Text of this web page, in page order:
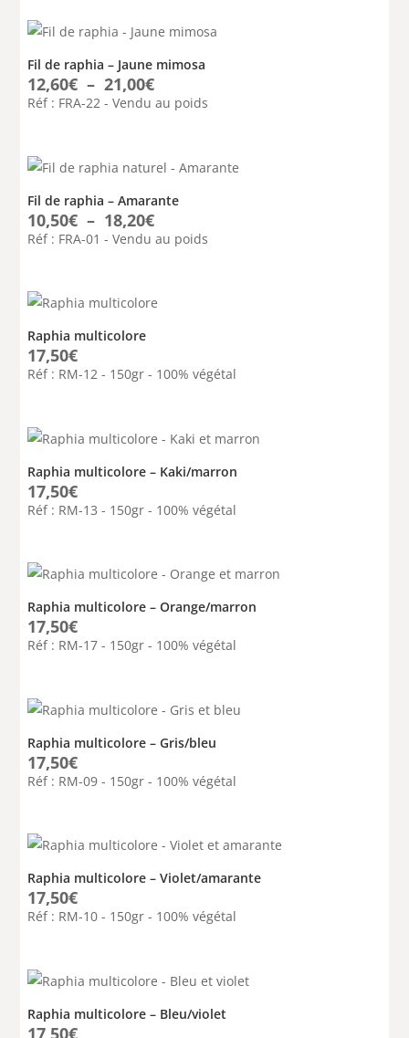
Fil de raphia – Jaune mimosa
12,60€ – 21,00€Plage
de
prix :
Réf : FRA-22 - Vendu au poids
Fil de raphia – Amarante
10,50€ – 18,20€Plage
de
prix :
Réf : FRA-01 - Vendu au poids
Raphia multicolore
17,50€
Réf : RM-12 - 150gr - 100% végétal
Raphia multicolore – Kaki/marron
17,50€
Réf : RM-13 - 150gr - 100% végétal
Raphia multicolore – Orange/marron
17,50€
Réf : RM-17 - 150gr - 100% végétal
Raphia multicolore – Gris/bleu
17,50€
Réf : RM-09 - 150gr - 100% végétal
Raphia multicolore – Violet/amarante
17,50€
Réf : RM-10 - 150gr - 100% végétal
Raphia multicolore – Bleu/violet
17,50€